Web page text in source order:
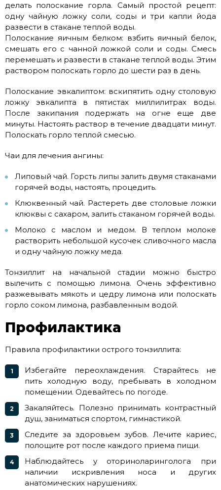
делать полоскание горла. Самый простой рецепт:
одну чайную ложку соли, соды и три капли йода
развести в стакане теплой воды.
Полоскание яичным белком: взбить яичный белок,
смешать его с чанной ложкой соли и соды. Смесь
перемешать и развести в стакане теплой воды. Этим
раствором полоскать горло до шести раз в день.
Полоскание эвкалиптом: вскипятить одну столовую
ложку эвкалипта в пятистах миллилитрах воды.
После закипания подержать на огне еще две
минуты. Настоять раствор в течение двадцати минут.
Полоскать горло теплой смесью.
Чаи для лечения ангины:
Липовый чай. Горсть липы залить двумя стаканами
горячей воды, настоять, процедить.
Клюквенный чай. Растереть две столовые ложки
клюквы с сахаром, залить стаканом горячей воды.
Молоко с маслом и медом. В теплом молоке
растворить небольшой кусочек сливочного масла
и одну чайную ложку меда.
Тонзиллит на начальной стадии можно быстро
вылечить с помощью лимона. Очень эффективно
разжевывать мякоть и цедру лимона или полоскать
горло соком лимона, разбавленным водой.
Профилактика
Правила профилактики острого тонзиллита:
Избегайте переохлаждения. Старайтесь не
пить холодную воду, пребывать в холодном
помещении. Одевайтесь по погоде.
Закаляйтесь. Полезно принимать контрастный
душ, заниматься спортом, гимнастикой.
Следите за здоровьем зубов. Лечите кариес,
полощите рот после каждого приема пищи.
Наблюдайтесь у оториноларинголога при
наличии искривления носа и других
анатомических нарушениях.